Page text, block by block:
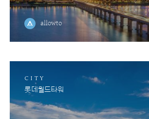
allowto
CITY
롯데월드타워